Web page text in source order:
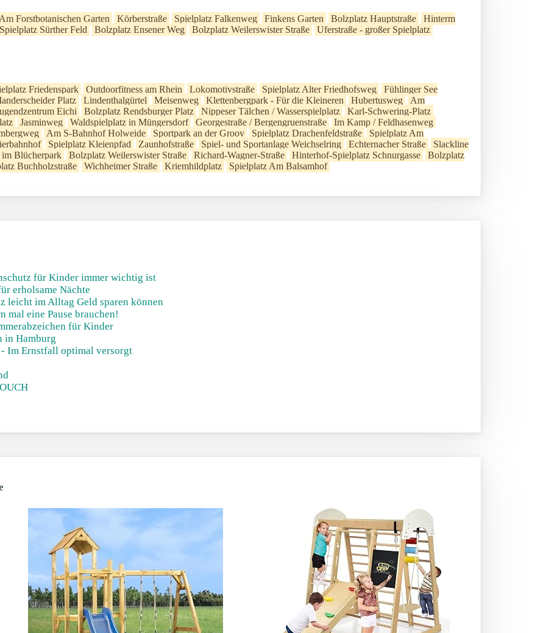
Forstbotanischen Garten Körberstraße Spielplatz Falkenweg Finkens Garten Bolzplatz Hauptstraße
Hinterm
Spielplatz Sürther Feld
Bolzplatz Ensener Weg Bolzplatz Weilerswister Straße Uferstraße - großer Spielplatz
Friedenspark Outdoorfitness am Rhein Lokomotivstraße Spielplatz Alter Friedhofsweg
Fühlinger See
Platz
Lindenthalgürtel Meisenweg Klettenbergpark - Für die Kleineren Hubertusweg
Am
Eichi
Bolzplatz Rendsburger Platz Nippeser Tälchen / Wasserspielplatz
Karl-Schwering-Platz
Jasminweg Waldspielplatz in Müngersdorf Georgestraße / Bergengruenstraße
Im Kamp / Feldhasenweg
Am S-Bahnhof Holweide Sportpark an der Groov Spielplatz Drachenfeldstraße
Spielplatz Am
Spielplatz Kleienpfad Zaunhofstraße Spiel- und Sportanlage Weichselring Echternacher Straße
Slackline
im Blücherpark
Bolzplatz Weilerswister Straße Richard-Wagner-Straße Hinterhof-Spielplatz Schnurgasse
Bolzplatz
Buchholzstraße
Wichheimer Straße Kriemhildplatz Spielplatz Am Balsamhof
für Kinder immer wichtig ist
erholsame Nächte
leicht im Alltag Geld sparen können
mal eine Pause brauchen!
für Kinder
in Hamburg
Im Ernstfall optimal versorgt